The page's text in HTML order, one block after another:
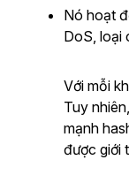
Nó hoạt
DoS, loại
Với mỗi
Tuy
mạnh
được giới